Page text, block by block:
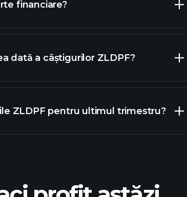
financiare?
ZLDPF
dată a câștigurilor ZLDPF?
ZLDPF pentru ultimul trimestru?